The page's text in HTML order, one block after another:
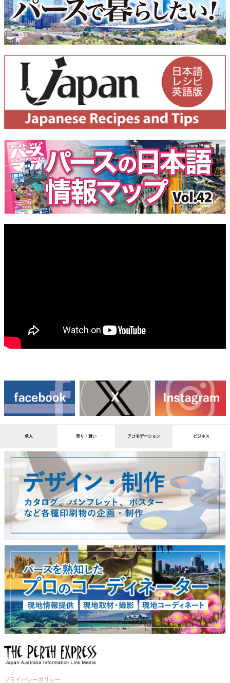
求人 売り・買い アコモデーション ビジネス
プライバシーポリシー